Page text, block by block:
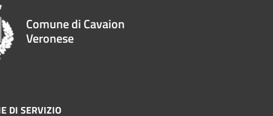
Comune di Cavaion
Veronese
DI SERVIZIO